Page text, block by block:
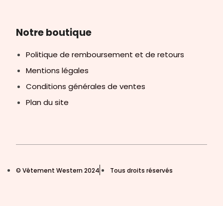
Notre boutique
Politique de remboursement et de retours
Mentions légales
Conditions générales de ventes
Plan du site
© Vêtement Western 2024 Tous droits réservés